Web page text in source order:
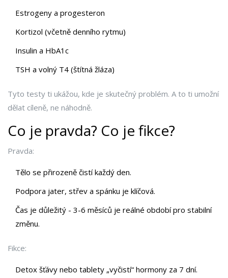
Estrogeny a progesteron
Kortizol (včetně denního rytmu)
Insulin a HbA1c
TSH a volný T4 (štítná žláza)
Tyto testy ti ukážou, kde je skutečný problém. A to ti umožní
dělat cíleně, ne náhodně.
Co je pravda? Co je fikce?
Pravda:
Tělo se přirozeně čistí každý den.
Podpora jater, střev a spánku je klíčová.
Čas je důležitý - 3-6 měsíců je reálné období pro stabilní
změnu.
Fikce:
Detox šťávy nebo tablety „vyčistí“ hormony za 7 dní.